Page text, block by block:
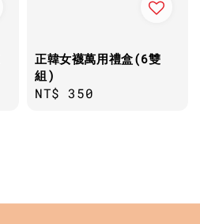
正韓女襪萬用禮盒(6雙
組)
Regular
NT$ 350